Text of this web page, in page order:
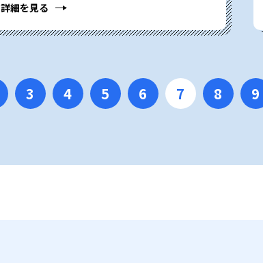
詳細を見る
3 4 5 6 7 8 9